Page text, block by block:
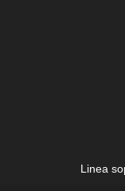
Linea